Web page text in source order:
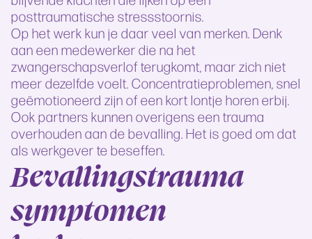
posttraumatische stressstoornis.
Op het werk kun je daar veel van merken. Denk
aan een medewerker die na het
zwangerschapsverlof terugkomt, maar zich niet
meer dezelfde voelt. Concentratieproblemen, snel
geëmotioneerd zijn of een kort lontje horen erbij.
Ook partners kunnen overigens een trauma
overhouden aan de bevalling. Het is goed om dat
als werkgever te beseffen.
Bevallingstrauma
symptomen